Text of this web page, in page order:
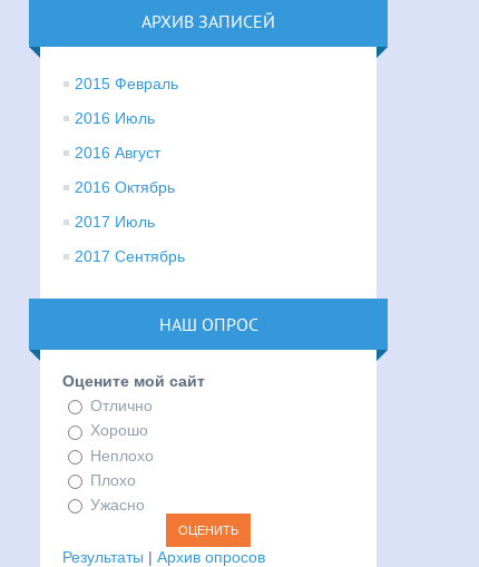
АРХИВ ЗАПИСЕЙ
2015 Февраль
2016 Июль
2016 Август
2016 Октябрь
2017 Июль
2017 Сентябрь
НАШ ОПРОС
Оцените мой сайт
Отлично
Хорошо
Неплохо
Плохо
Ужасно
Результаты |Архив опросов